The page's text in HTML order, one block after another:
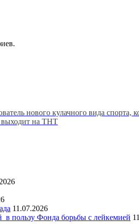
нового кулачного вида спорта,
выходит на ТНТ
11.07.2026
в пользу Фонда борьбы с лейкемией